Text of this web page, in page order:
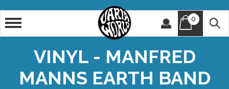
0
VINYL - MANFRED
MANNS EARTH BAND